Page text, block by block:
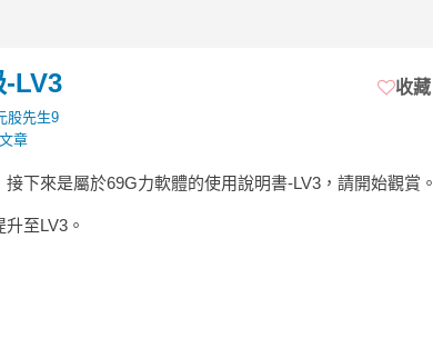
LV3
股先生9
章
收藏
下來是屬於69G力軟體的使用說明書-LV3，請開始觀賞。
至LV3。​​